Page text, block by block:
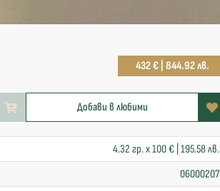
432 € | 844.92 лв.
Добави в любими
4.32 гр. x 100 € | 195.58 лв.
06000207